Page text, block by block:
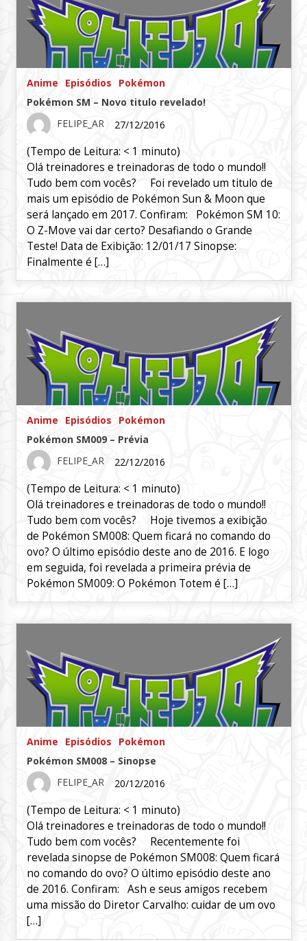
Anime Episódios
Pokémon
Pokémon SM – Novo titulo revelado!
FELIPE_AR
27/12/2016
(Tempo de Leitura: < 1 minuto)
Olá treinadores e treinadoras de todo o mundo!!
Tudo bem com vocês? Foi revelado um titulo de
mais um episódio de Pokémon Sun & Moon que
será lançado em 2017. Confiram: Pokémon SM 10:
O Z-Move vai dar certo? Desafiando o Grande
Teste! Data de Exibição: 12/01/17 Sinopse:
Finalmente é […]
Anime Episódios
Pokémon
Pokémon SM009 – Prévia
FELIPE_AR
22/12/2016
(Tempo de Leitura: < 1 minuto)
Olá treinadores e treinadoras de todo o mundo!!
Tudo bem com vocês? Hoje tivemos a exibição
de Pokémon SM008: Quem ficará no comando do
ovo? O último episódio deste ano de 2016. E logo
em seguida, foi revelada a primeira prévia de
Pokémon SM009: O Pokémon Totem é […]
Anime Episódios
Pokémon
Pokémon SM008 – Sinopse
FELIPE_AR
20/12/2016
(Tempo de Leitura: < 1 minuto)
Olá treinadores e treinadoras de todo o mundo!!
Tudo bem com vocês? Recentemente foi
revelada sinopse de Pokémon SM008: Quem ficará
no comando do ovo? O último episódio deste ano
de 2016. Confiram: Ash e seus amigos recebem
uma missão do Diretor Carvalho: cuidar de um ovo
[…]